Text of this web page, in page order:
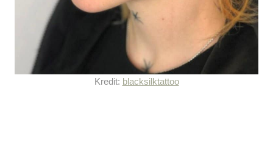
Kredit: blacksilktattoo